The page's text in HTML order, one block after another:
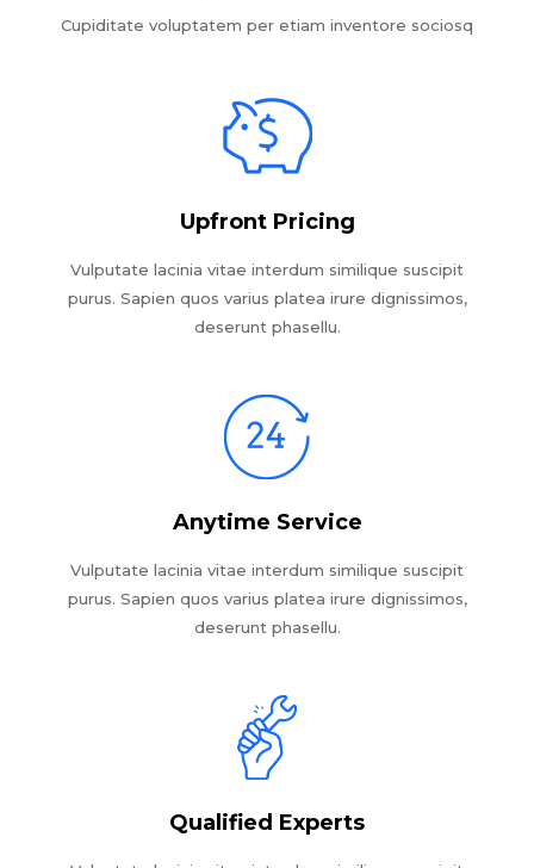
Cupiditate voluptatem per etiam inventore sociosq
Upfront Pricing
Vulputate lacinia vitae interdum similique suscipit
purus. Sapien quos varius platea irure dignissimos,
deserunt phasellu.
Anytime Service
Vulputate lacinia vitae interdum similique suscipit
purus. Sapien quos varius platea irure dignissimos,
deserunt phasellu.
Qualified Experts